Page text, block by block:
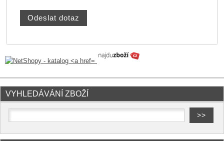
VYHLEDÁVÁNÍ ZBOŽÍ